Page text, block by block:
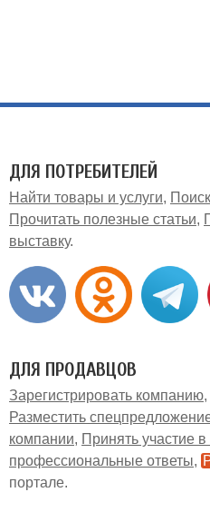
ДЛЯ ПОТРЕБИТЕЛЕЙ
Найти товары и услуги
Прочитать полезные статьи
выставку
ДЛЯ ПРОДАВЦОВ
Зарегистрировать компанию
Разместить
компании
Принять участие
профессиональные ответы
портале